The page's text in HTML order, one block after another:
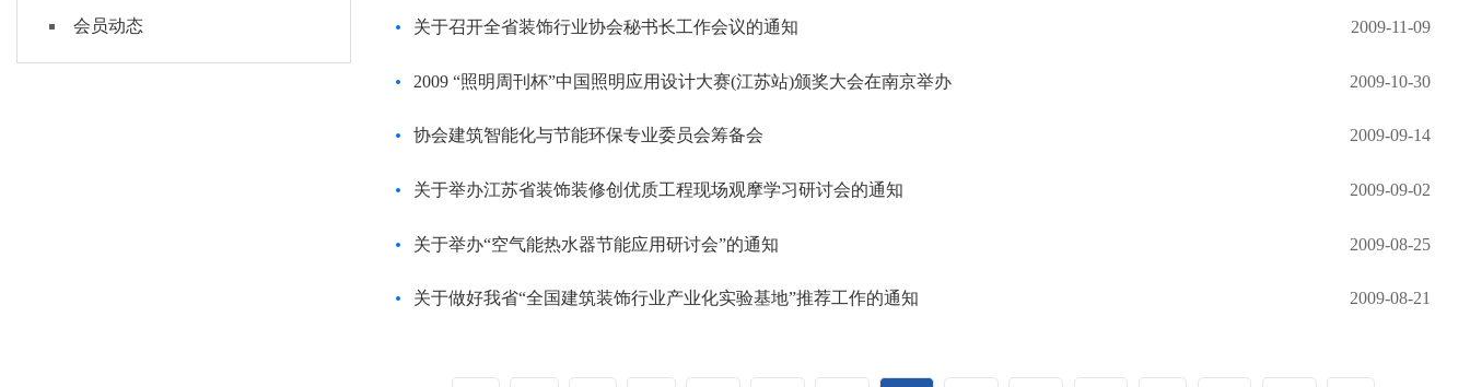
会员动态 关于召开全省装饰行业协会秘书长工作会议的通知 2009-11-09
2009 “照明周刊杯”中国照明应用设计大赛(江苏站)颁奖大会在南京举办 2009-10-30
协会建筑智能化与节能环保专业委员会筹备会 2009-09-14
关于举办江苏省装饰装修创优质工程现场观摩学习研讨会的通知 2009-09-02
关于举办“空气能热水器节能应用研讨会”的通知 2009-08-25
关于做好我省“全国建筑装饰行业产业化实验基地”推荐工作的通知 2009-08-21